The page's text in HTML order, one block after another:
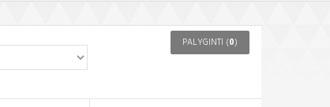
PALYGINTI (0)